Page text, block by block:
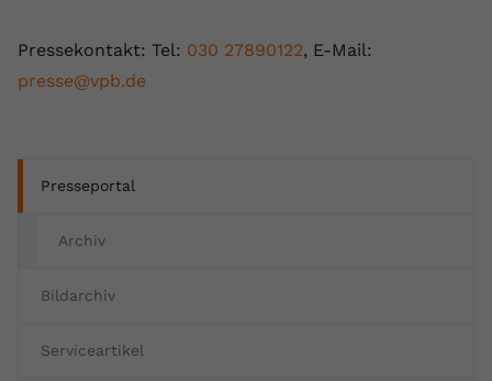
Presseportal
Archiv
Bildarchiv
Serviceartikel
Pressekontakt: Tel: 030 27890122, E-Mail:
presse@vpb.de